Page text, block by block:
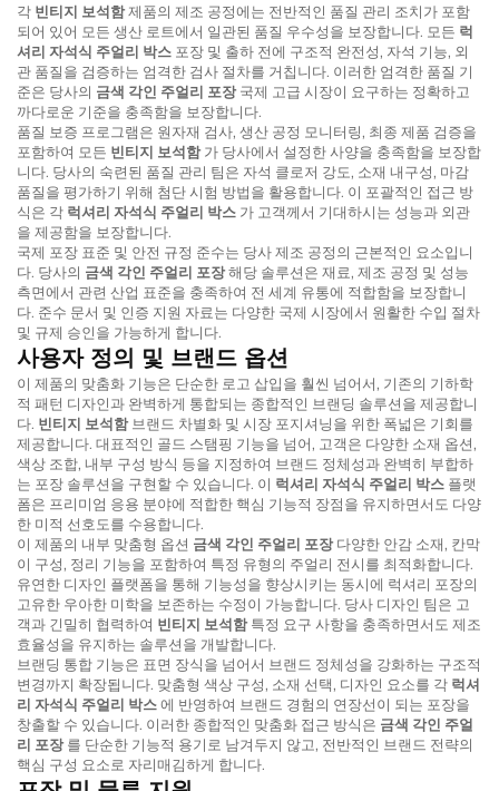
각 빈티지 보석함제품의 제조 공정에는 전반적인 품질 관리 조치가 포함
되어 있어 모든 생산 로트에서 일관된 품질 우수성을 보장합니다. 모든 럭
셔리 자석식 주얼리 박스 포장 및 출하 전에 구조적 완전성, 자석 기능, 외
관 품질을 검증하는 엄격한 검사 절차를 거칩니다. 이러한 엄격한 품질 기
준은 당사의 금색 각인 주얼리 포장국제 고급 시장이 요구하는 정확하고
까다로운 기준을 충족함을 보장합니다.
품질 보증 프로그램은 원자재 검사, 생산 공정 모니터링, 최종 제품 검증을
포함하여 모든 빈티지 보석함가 당사에서 설정한 사양을 충족함을 보장합
니다. 당사의 숙련된 품질 관리 팀은 자석 클로저 강도, 소재 내구성, 마감
품질을 평가하기 위해 첨단 시험 방법을 활용합니다. 이 포괄적인 접근 방
식은 각 럭셔리 자석식 주얼리 박스 가 고객께서 기대하시는 성능과 외관
을 제공함을 보장합니다.
국제 포장 표준 및 안전 규정 준수는 당사 제조 공정의 근본적인 요소입니
다. 당사의 금색 각인 주얼리 포장해당 솔루션은 재료, 제조 공정 및 성능
측면에서 관련 산업 표준을 충족하여 전 세계 유통에 적합함을 보장합니
다. 준수 문서 및 인증 지원 자료는 다양한 국제 시장에서 원활한 수입 절차
및 규제 승인을 가능하게 합니다.
사용자 정의 및 브랜드 옵션
이 제품의 맞춤화 기능은 단순한 로고 삽입을 훨씬 넘어서, 기존의 기하학
적 패턴 디자인과 완벽하게 통합되는 종합적인 브랜딩 솔루션을 제공합니
다. 빈티지 보석함 브랜드 차별화 및 시장 포지셔닝을 위한 폭넓은 기회를
제공합니다. 대표적인 골드 스탬핑 기능을 넘어, 고객은 다양한 소재 옵션,
색상 조합, 내부 구성 방식 등을 지정하여 브랜드 정체성과 완벽히 부합하
는 포장 솔루션을 구현할 수 있습니다. 이 럭셔리 자석식 주얼리 박스 플랫
폼은 프리미엄 응용 분야에 적합한 핵심 기능적 장점을 유지하면서도 다양
한 미적 선호도를 수용합니다.
이 제품의 내부 맞춤형 옵션 금색 각인 주얼리 포장다양한 안감 소재, 칸막
이 구성, 정리 기능을 포함하여 특정 유형의 주얼리 전시를 최적화합니다.
유연한 디자인 플랫폼을 통해 기능성을 향상시키는 동시에 럭셔리 포장의
고유한 우아한 미학을 보존하는 수정이 가능합니다. 당사 디자인 팀은 고
객과 긴밀히 협력하여 빈티지 보석함특정 요구 사항을 충족하면서도 제조
효율성을 유지하는 솔루션을 개발합니다.
브랜딩 통합 기능은 표면 장식을 넘어서 브랜드 정체성을 강화하는 구조적
변경까지 확장됩니다. 맞춤형 색상 구성, 소재 선택, 디자인 요소를 각 럭셔
리 자석식 주얼리 박스에 반영하여 브랜드 경험의 연장선이 되는 포장을
창출할 수 있습니다. 이러한 종합적인 맞춤화 접근 방식은 금색 각인 주얼
리 포장를 단순한 기능적 용기로 남겨두지 않고, 전반적인 브랜드 전략의
핵심 구성 요소로 자리매김하게 합니다.